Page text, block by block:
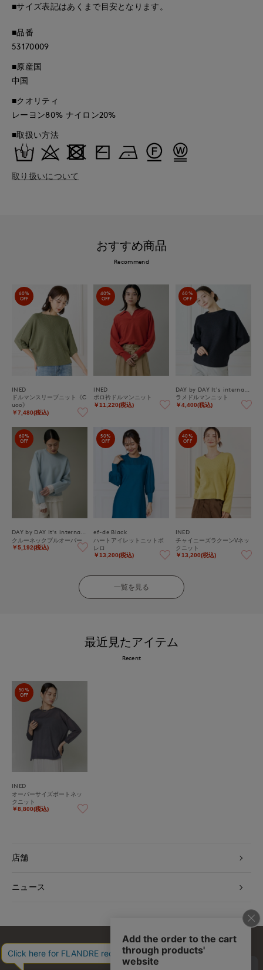
■サイズ表記はあくまで目安となります。
■品番
53170009
■原産国
中国
■クオリティ
レーヨン80% ナイロン20%
■取扱い方法
取り扱いについて
おすすめ商品
Recommend
60%
OFF
INED
ドルマンスリーブニット《C
uoo》
￥7,480(税込)
40%
OFF
INED
ポロ衿ドルマンニット
￥11,220(税込)
60%
OFF
ラメドルマンニット
￥4,400(税込)
60%
OFF
クルーネックプルオーバー
￥5,192(税込)
50%
OFF
ef-de Black
ハートアイレットニットボ
レロ
￥13,200(税込)
40%
OFF
INED
チャイニーズラクーンVネッ
クニット
￥13,200(税込)
一覧を見る
最近見たアイテム
Recent
50%
OFF
INED
オーバーサイズボートネッ
クニット
￥8,800(税込)
店舗
ニュース